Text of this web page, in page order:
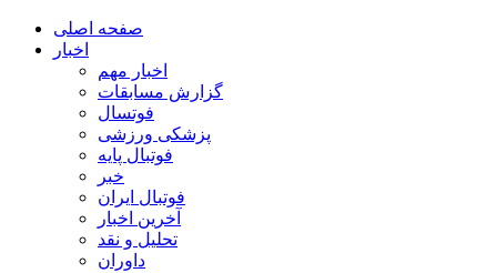
صفحه اصلی
اخبار
اخبار مهم
گزارش مسابقات
فوتسال
پزشکی ورزشی
فوتبال پایه
خبر
فوتبال ایران
آخرین اخبار
تحلیل و نقد
داوران